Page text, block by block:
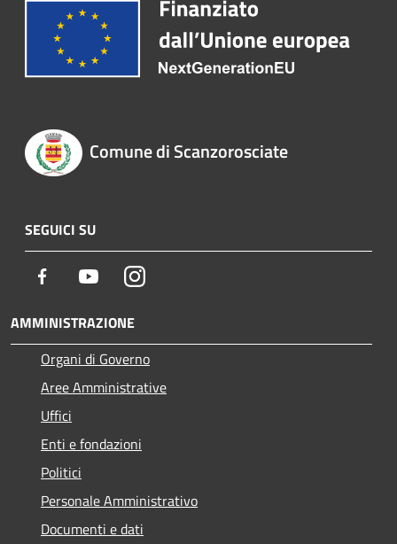
Comune di Scanzorosciate
SEGUICI SU
Facebook YoutubeInstagram
AMMINISTRAZIONE
Organi di Governo
Aree Amministrative
Uffici
Enti e fondazioni
Politici
Personale Amministrativo
Documenti e dati